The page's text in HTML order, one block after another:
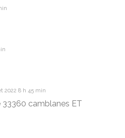
2022 8 h 45 min
33360 camblanes ET